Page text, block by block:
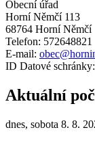
Obecní úřad
Horní Němčí 113
68764 Horní Němčí
Telefon: 572648821
E-mail:
ID Datové
Aktuální
dnes, sobota 8. 8.